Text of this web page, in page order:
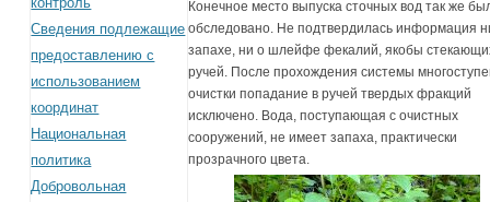
Сведения подлежащие
предоставлению с
использованием
координат
Национальная
политика
Добровольная
Конечное место выпуска сточных вод так же
обследовано. Не подтвердилась информация
запахе, ни о шлейфе фекалий, якобы
ручей. После прохождения системы
очистки попадание в ручей твердых фракций
исключено. Вода, поступающая с очистных
сооружений, не имеет запаха, практически
прозрачного цвета.